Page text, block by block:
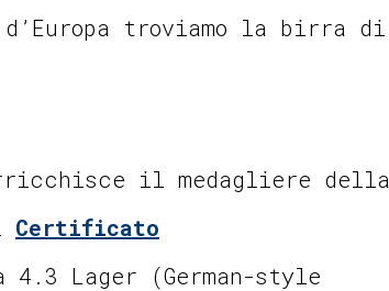
troviamo la birra di
il medagliere della
Certificato
Lager (German-style